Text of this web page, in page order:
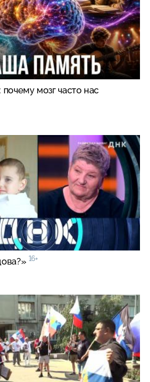
мозг часто нас
16+